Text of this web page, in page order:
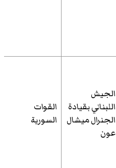
الجيش
اللبناني بقيادة
الجنرال ميشال
عون
القوات
السورية